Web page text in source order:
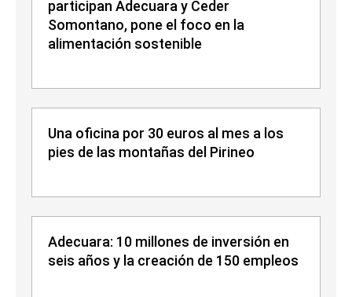
participan Adecuara y Ceder
Somontano, pone el foco en la
alimentación sostenible
Una oficina por 30 euros al mes a los
pies de las montañas del Pirineo
Adecuara: 10 millones de inversión en
seis años y la creación de 150 empleos